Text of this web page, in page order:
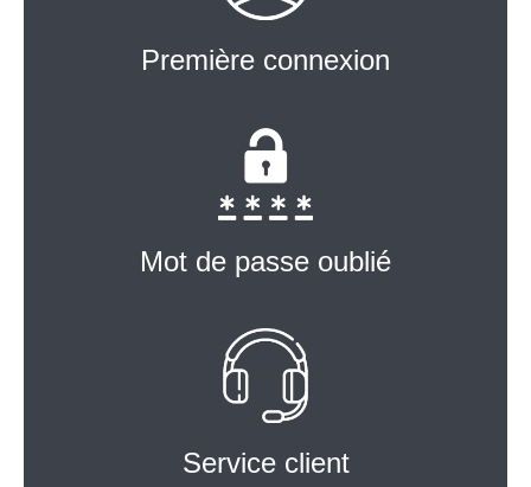
Première connexion
Mot de passe oublié
Service client